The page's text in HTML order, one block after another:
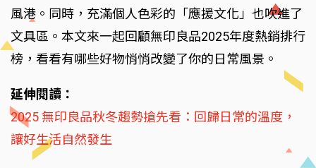
風港。同時，充滿個人色彩的「應援文化」也吹進了
文具區。本文來一起回顧無印良品2025年度熱銷排行
榜，看看有哪些好物悄悄改變了你的日常風景。
延伸閱讀：
2025 無印良品秋冬趨勢搶先看：回歸日常的溫度，
讓好生活自然發生